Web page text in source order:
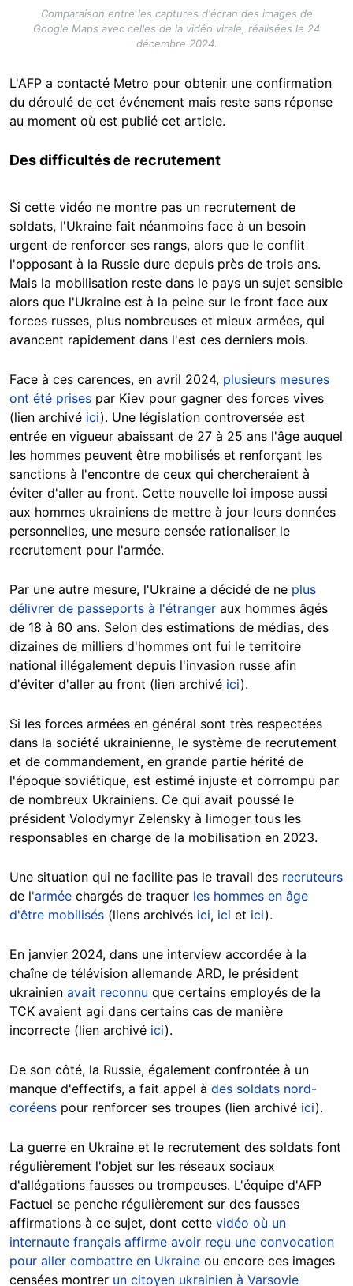
Comparaison entre les captures d'écran des images de
Google Maps avec celles de la vidéo virale, réalisées le 24
décembre 2024.
L'AFP a contacté Metro pour obtenir une confirmation
du déroulé de cet événement mais reste sans réponse
au moment où est publié cet article.
Des difficultés de recrutement
Si cette vidéo ne montre pas un recrutement de
soldats, l'Ukraine fait néanmoins face à un besoin
urgent de renforcer ses rangs, alors que le conflit
l'opposant à la Russie dure depuis près de trois ans.
Mais la mobilisation reste dans le pays un sujet sensible
alors que l'Ukraine est à la peine sur le front face aux
forces russes, plus nombreuses et mieux armées, qui
avancent rapidement dans l'est ces derniers mois.
Face à ces carences, en avril 2024, plusieurs mesures
ont été prises par Kiev pour gagner des forces vives
(lien archivé ici). Une législation controversée est
entrée en vigueur abaissant de 27 à 25 ans l'âge auquel
les hommes peuvent être mobilisés et renforçant les
sanctions à l'encontre de ceux qui chercheraient à
éviter d'aller au front. Cette nouvelle loi impose aussi
aux hommes ukrainiens de mettre à jour leurs données
personnelles, une mesure censée rationaliser le
recrutement pour l'armée.
Par une autre mesure, l'Ukraine a décidé de ne plus
délivrer de passeports à l'étranger aux hommes âgés
de 18 à 60 ans. Selon des estimations de médias, des
dizaines de milliers d'hommes ont fui le territoire
national illégalement depuis l'invasion russe afin
d'éviter d'aller au front (lien archivé ici).
Si les forces armées en général sont très respectées
dans la société ukrainienne, le système de recrutement
et de commandement, en grande partie hérité de
l'époque soviétique, est estimé injuste et corrompu par
de nombreux Ukrainiens. Ce qui avait poussé le
président Volodymyr Zelensky à limoger tous les
responsables en charge de la mobilisation en 2023.
Une situation qui ne facilite pas le travail des recruteurs
de l'armée chargés de traquer les hommes en âge
d'être mobilisés (liens archivés ici, ici et ici).
En janvier 2024, dans une interview accordée à la
chaîne de télévision allemande ARD, le président
ukrainien avait reconnu que certains employés de la
TCK avaient agi dans certains cas de manière
incorrecte (lien archivé ici).
De son côté, la Russie, également confrontée à un
manque d'effectifs, a fait appel à des soldats nord-
coréens pour renforcer ses troupes (lien archivé ici).
La guerre en Ukraine et le recrutement des soldats font
régulièrement l'objet sur les réseaux sociaux
d'allégations fausses ou trompeuses. L'équipe d'AFP
Factuel se penche régulièrement sur des fausses
affirmations à ce sujet, dont cette vidéo où un
internaute français affirme avoir reçu une convocation
pour aller combattre en Ukraine ou encore ces images
censées montrer un citoyen ukrainien à Varsovie